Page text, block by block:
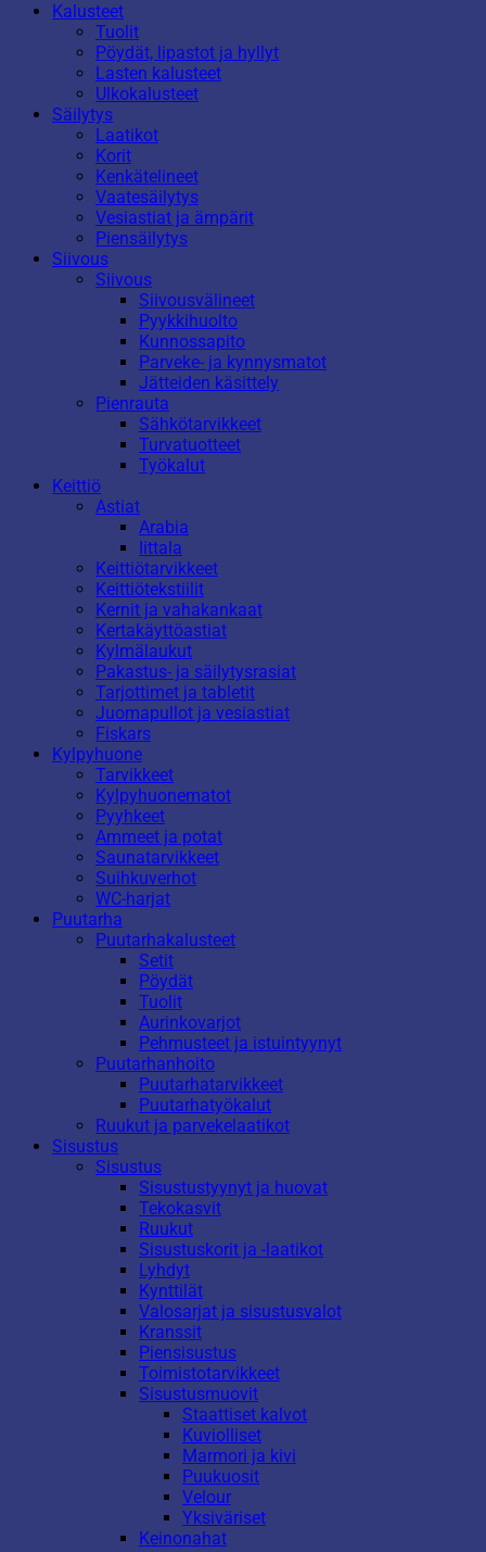
Kalusteet
Tuolit
Pöydät, lipastot ja hyllyt
Lasten kalusteet
Ulkokalusteet
Säilytys
Laatikot
Korit
Kenkätelineet
Vaatesäilytys
Vesiastiat ja ämpärit
Piensäilytys
Siivous
Siivous
Siivousvälineet
Pyykkihuolto
Kunnossapito
Parveke- ja kynnysmatot
Jätteiden käsittely
Pienrauta
Sähkötarvikkeet
Turvatuotteet
Työkalut
Keittiö
Astiat
Arabia
Iittala
Keittiötarvikkeet
Keittiötekstiilit
Kernit ja vahakankaat
Kertakäyttöastiat
Kylmälaukut
Pakastus- ja säilytysrasiat
Tarjottimet ja tabletit
Juomapullot ja vesiastiat
Fiskars
Kylpyhuone
Tarvikkeet
Kylpyhuonematot
Pyyhkeet
Ammeet ja potat
Saunatarvikkeet
Suihkuverhot
WC-harjat
Puutarha
Puutarhakalusteet
Setit
Pöydät
Tuolit
Aurinkovarjot
Pehmusteet ja istuintyynyt
Puutarhanhoito
Puutarhatarvikkeet
Puutarhatyökalut
Ruukut ja parvekelaatikot
Sisustus
Sisustus
Sisustustyynyt ja huovat
Tekokasvit
Ruukut
Sisustuskorit ja -laatikot
Lyhdyt
Kynttilät
Valosarjat ja sisustusvalot
Kranssit
Piensisustus
Toimistotarvikkeet
Sisustusmuovit
Staattiset kalvot
Kuviolliset
Marmori ja kivi
Puukuosit
Velour
Yksiväriset
Keinonahat